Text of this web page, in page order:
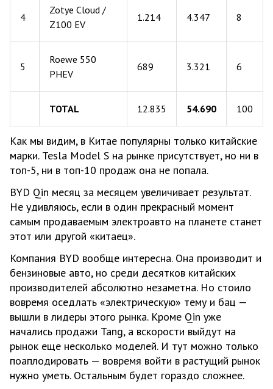
4
Zotye Cloud /
Z100 EV
1.214 4.347 8
5
Roewe 550
PHEV
689 3.321 6
TOTAL 12.835 54.690 100
Как мы видим, в Китае популярны только китайские
марки. Tesla Model S на рынке присутствует, но ни в
топ-5, ни в топ-10 продаж она не попала.
BYD Qin месяц за месяцем увеличивает результат.
Не удивляюсь, если в один прекрасный момент
самым продаваемым электроавто на планете станет
этот или другой «китаец».
Компания BYD вообще интересна. Она производит и
бензиновые авто, но среди десятков китайских
производителей абсолютно незаметна. Но стоило
вовремя оседлать «электрическую» тему и бац —
вышли в лидеры этого рынка. Кроме Qin уже
начались продажи Tang, а вскорости выйдут на
рынок еще несколько моделей. И тут можно только
поаплодировать — вовремя войти в растущий рынок
нужно уметь. Остальным будет гораздо сложнее.